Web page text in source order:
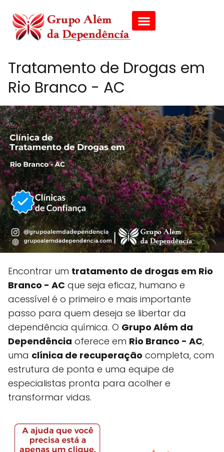
Tratamento de Drogas em
Rio Branco - AC
Encontrar um tratamento de drogas em Rio
Branco - AC que seja eficaz, humano e
acessível é o primeiro e mais importante
passo para quem deseja se libertar da
dependência química. O Grupo Além da
Dependência oferece em Rio Branco - AC,
uma clínica de recuperação completa, com
estrutura de ponta e uma equipe de
especialistas pronta para acolher e
transformar vidas.